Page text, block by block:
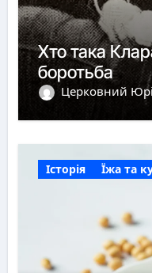
Хто така
боротьба
Церковний
Історія Їжа та